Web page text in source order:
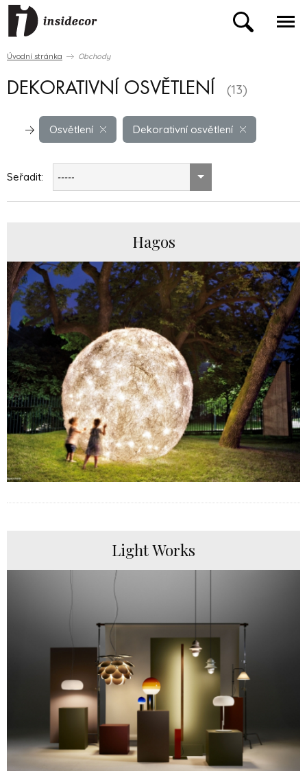
Úvodní stránka Obchody
DEKORATIVNÍ OSVĚTLENÍ (13)
Osvětlení Dekorativní osvětlení
Seřadit: -----
Hagos
Light Works